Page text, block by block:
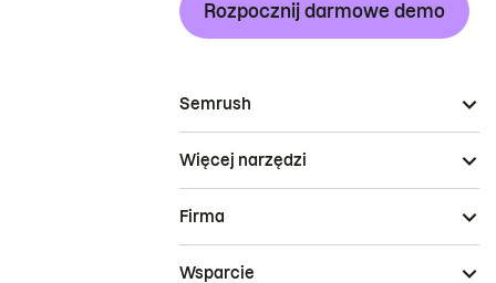
Rozpocznij darmowe demo
Semrush
Więcej narzędzi
Firma
Wsparcie